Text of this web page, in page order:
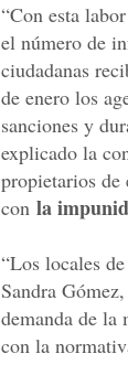
“Con esta
el número de
ciudadanas
de enero los
sanciones y
explicado la
propietarios de
con la
“Los locales
Sandra
demanda de la
con la